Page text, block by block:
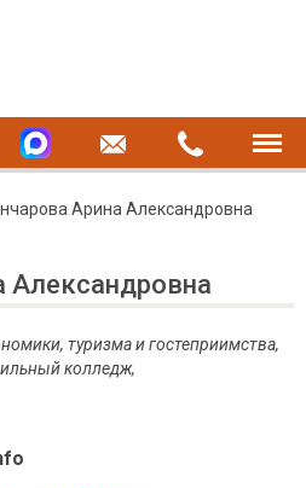
Арина Александровна
Александровна
туризма и гостеприимства,
колледж,